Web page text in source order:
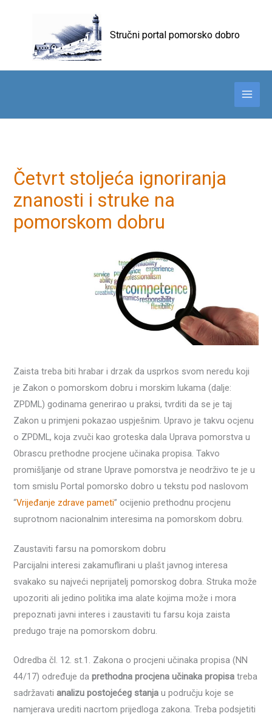
Stručni portal pomorsko dobro
Četvrt stoljeća ignoriranja
znanosti i struke na
pomorskom dobru
Zaista treba biti hrabar i drzak da usprkos svom neredu koji
je Zakon o pomorskom dobru i morskim lukama (dalje:
ZPDML) godinama generirao u praksi, tvrditi da se je taj
Zakon u primjeni pokazao uspješnim. Upravo je takvu ocjenu
o ZPDML, koja zvuči kao groteska dala Uprava pomorstva u
Obrascu prethodne procjene učinaka propisa. Takvo
promišljanje od strane Uprave pomorstva je neodrživo te je u
tom smislu Portal pomorsko dobro u tekstu pod naslovom
“Vrijeđanje zdrave pameti” ocijenio prethodnu procjenu
suprotnom nacionalnim interesima na pomorskom dobru.
Zaustaviti farsu na pomorskom dobru
Parcijalni interesi zakamuflirani u plašt javnog interesa
svakako su najveći neprijatelj pomorskog dobra. Struka može
upozoriti ali jedino politika ima alate kojima može i mora
prepoznati javni interes i zaustaviti tu farsu koja zaista
predugo traje na pomorskom dobru.
Odredba čl. 12. st.1. Zakona o procjeni učinaka propisa (NN
44/17) određuje daprethodna procjena učinaka propisa treba
sadržavatianalizu postojećeg stanja u području koje se
namjerava urediti nacrtom prijedloga zakona. Treba podsjetiti